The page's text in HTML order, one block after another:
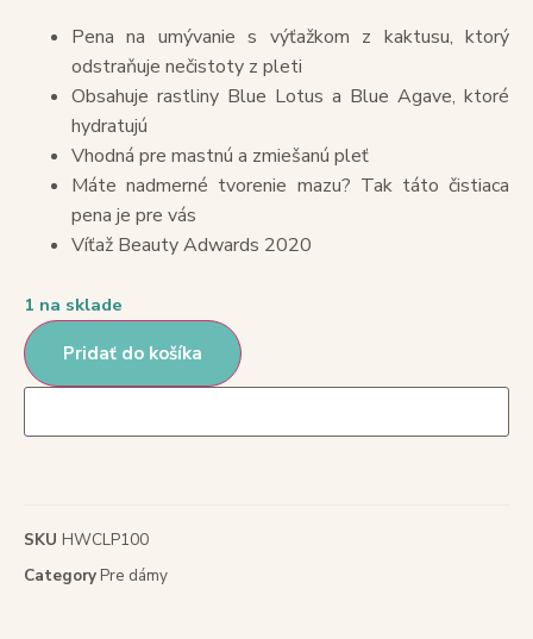
Pena na umývanie s výťažkom z kaktusu, ktorý
odstraňuje nečistoty z pleti
Obsahuje rastliny Blue Lotus a Blue Agave, ktoré
hydratujú
Vhodná pre mastnú a zmiešanú pleť
Máte nadmerné tvorenie mazu? Tak táto čistiaca
pena je pre vás
Víťaž Beauty Adwards 2020
1 na sklade
Pridať do košíka
SKU HWCLP100
CategoryPre dámy